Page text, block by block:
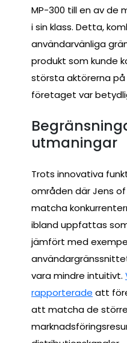
MP-300 till en av de
i sin klass. Detta,
användarvänliga
produkt som kunde
största aktörerna
företaget var
utmaningar
Trots innovativa
områden där Jens
matcha
ibland uppfattas
jämfört med
vara mindre intuitivt.
rapporterade att
att matcha de